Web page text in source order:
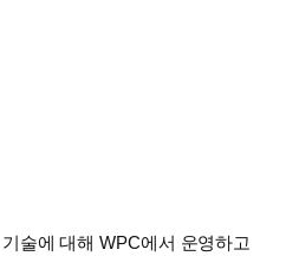
술에 대해 WPC에서 운영하고